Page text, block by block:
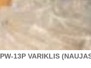
13P VARIKLIS